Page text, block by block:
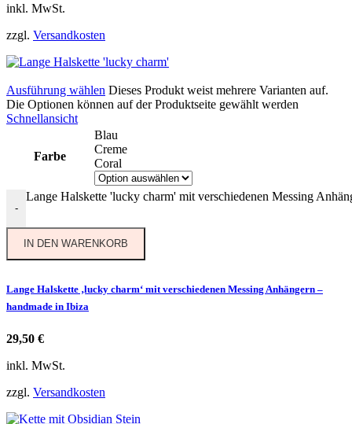
inkl. MwSt.
zzgl. Versandkosten
Ausführung wählen Dieses Produkt weist mehrere Varianten auf.
Die Optionen können auf der Produktseite gewählt werden
Schnellansicht
Farbe
Blau
Creme
Coral
-
Lange Halskette 'lucky charm' mit verschiedenen Messing
IN DEN WARENKORB
Lange Halskette ‚lucky charm‘ mit verschiedenen Messing Anhängern –
handmade in Ibiza
29,50 €
inkl. MwSt.
zzgl. Versandkosten